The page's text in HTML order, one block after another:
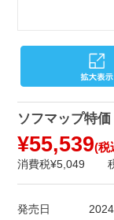
ソフマップ特価
¥55,539(税
消費税¥5,049
発売日